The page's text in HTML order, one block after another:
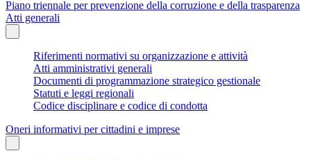
Piano triennale per prevenzione della corruzione e della trasparenza
Atti generali
Riferimenti normativi su organizzazione e attività
Atti amministrativi generali
Documenti di programmazione strategico gestionale
Statuti e leggi regionali
Codice disciplinare e codice di condotta
Oneri informativi per cittadini e imprese